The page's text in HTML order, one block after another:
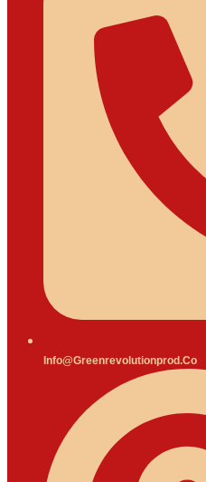
Info@greenrevolutionprod.co